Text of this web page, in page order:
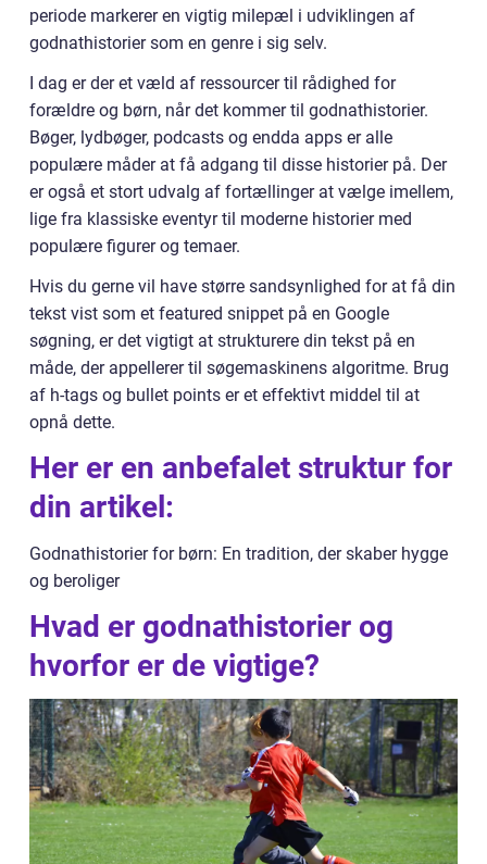
periode markerer en vigtig milepæl i udviklingen af
godnathistorier som en genre i sig selv.
I dag er der et væld af ressourcer til rådighed for
forældre og børn, når det kommer til godnathistorier.
Bøger, lydbøger, podcasts og endda apps er alle
populære måder at få adgang til disse historier på. Der
er også et stort udvalg af fortællinger at vælge imellem,
lige fra klassiske eventyr til moderne historier med
populære figurer og temaer.
Hvis du gerne vil have større sandsynlighed for at få din
tekst vist som et featured snippet på en Google
søgning, er det vigtigt at strukturere din tekst på en
måde, der appellerer til søgemaskinens algoritme. Brug
af h-tags og bullet points er et effektivt middel til at
opnå dette.
Her er en anbefalet struktur for
din artikel:
Godnathistorier for børn: En tradition, der skaber hygge
og beroliger
Hvad er godnathistorier og
hvorfor er de vigtige?